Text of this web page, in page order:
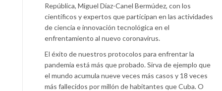
República, Miguel Díaz-Canel Bermúdez, con los
científicos y expertos que participan en las actividades
de ciencia e innovación tecnológica en el
enfrentamiento al nuevo coronavirus.
El éxito de nuestros protocolos para enfrentar la
pandemia está más que probado. Sirva de ejemplo que
el mundo acumula nueve veces más casos y 18 veces
más fallecidos por millón de habitantes que Cuba. O